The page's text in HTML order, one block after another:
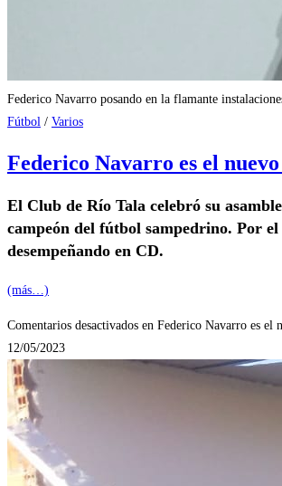
Federico Navarro posando en la flamante
Fútbol / Varios
Federico Navarro es el
El Club de Río Tala celebró su
campeón del fútbol sampedrino. Por
desempeñando en CD.
(más…)
Comentarios desactivados en Federico Navarro es el
12/05/2023